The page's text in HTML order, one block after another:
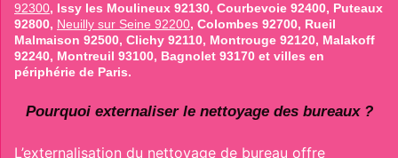
92300, Issy les Moulineux 92130, Courbevoie 92400, Puteaux
92800, Neuilly sur Seine 92200, Colombes 92700, Rueil
Malmaison 92500, Clichy 92110, Montrouge 92120, Malakoff
92240, Montreuil 93100, Bagnolet 93170 et villes en
périphérie de Paris.
Pourquoi externaliser le nettoyage des bureaux ?
L’externalisation du nettoyage de bureau offre